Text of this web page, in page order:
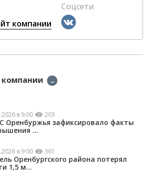
компании
Соцсети
компании →
в 9:00 203
Оренбуржья зафиксировало факты
...
в 9:00 361
Оренбургского района потерял
1,5 м...